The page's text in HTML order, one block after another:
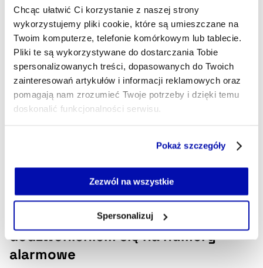
Chcąc ułatwić Ci korzystanie z naszej strony
wykorzystujemy pliki cookie, które są umieszczane na
Twoim komputerze, telefonie komórkowym lub tablecie.
Pliki te są wykorzystywane do dostarczania Tobie
spersonalizowanych treści, dopasowanych do Twoich
zainteresowań artykułów i informacji reklamowych oraz
pomagają nam zrozumieć Twoje potrzeby i dzięki temu
doskonalić funkcjonalności serwisu.
Jeżeli nie wyrażasz zgody na zapisywanie plików cookie,
możesz łatwo zarządzać swoimi uprawnieniami, np. we
własnej przeglądarce internetowej lub po wybraniu opcji
naszejPolityce Prywatności
Pokaż szczegóły
Zezwól na wszystkie
Spersonalizuj
Wielka awaria Amazon Cloud
Service. Problemy miały firmy na
całym świecie
Problemy Fortnite, Disney+, Lyft, Reddit czy strony
przewoźników lotniczych, opartych na Amazon Web
- AUTOR ARTYKUŁU - PROFIL
W niektórych województwach
występują problemy z
dodzwonieniem się na numery
alarmowe